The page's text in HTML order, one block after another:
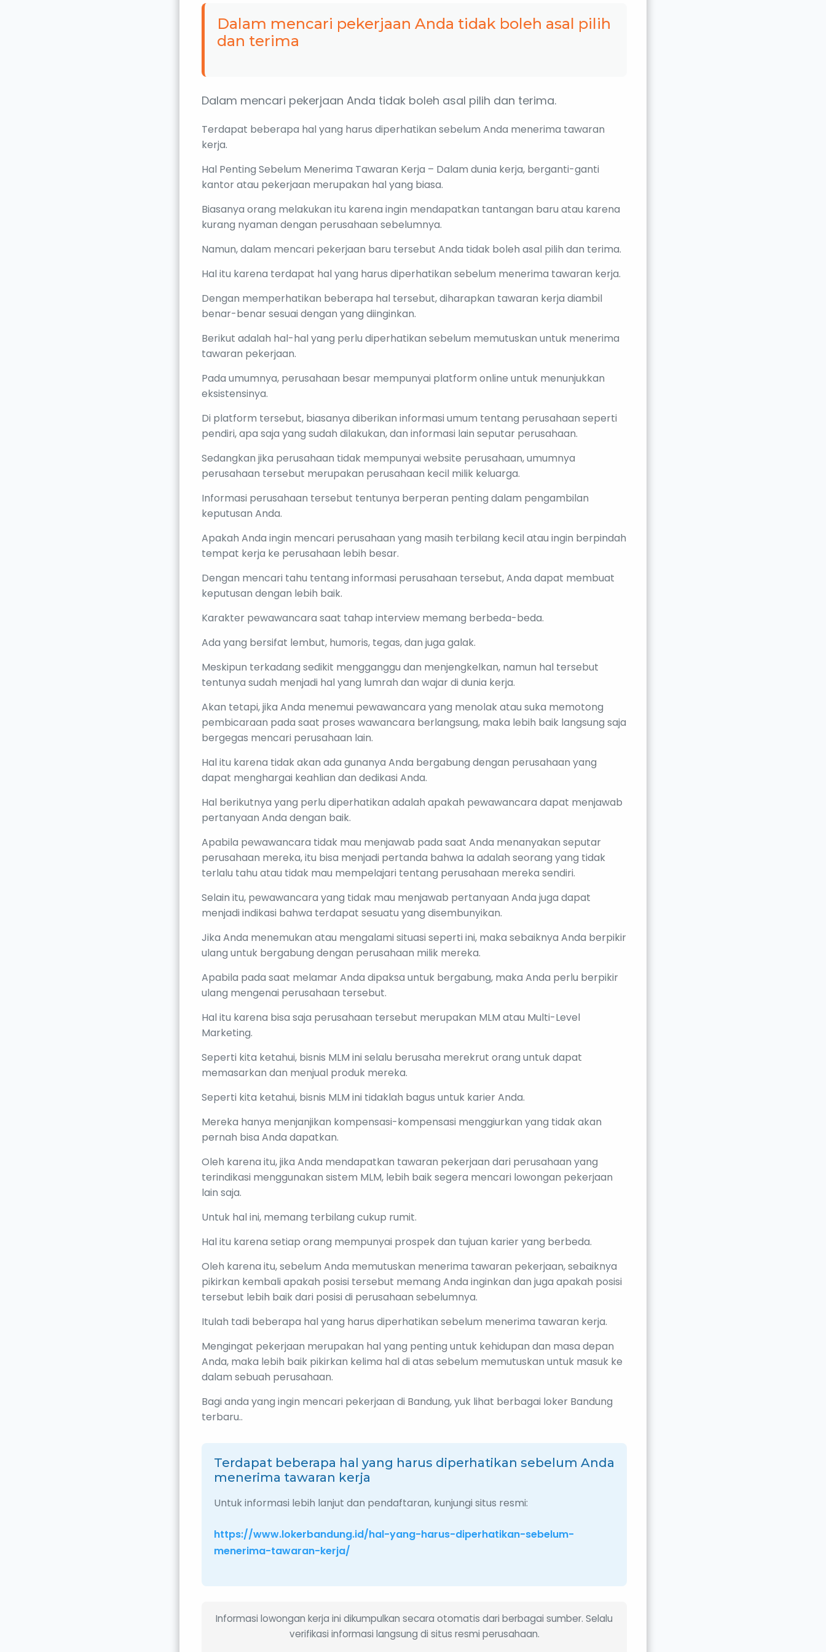
Dalam mencari pekerjaan Anda tidak boleh asal pilih
dan terima
Dalam mencari pekerjaan Anda tidak boleh asal pilih dan terima.
Terdapat beberapa hal yang harus diperhatikan sebelum Anda menerima tawaran
kerja.
Hal Penting Sebelum Menerima Tawaran Kerja – Dalam dunia kerja, berganti-ganti
kantor atau pekerjaan merupakan hal yang biasa.
Biasanya orang melakukan itu karena ingin mendapatkan tantangan baru atau karena
kurang nyaman dengan perusahaan sebelumnya.
Namun, dalam mencari pekerjaan baru tersebut Anda tidak boleh asal pilih dan terima.
Hal itu karena terdapat hal yang harus diperhatikan sebelum menerima tawaran kerja.
Dengan memperhatikan beberapa hal tersebut, diharapkan tawaran kerja diambil
benar-benar sesuai dengan yang diinginkan.
Berikut adalah hal-hal yang perlu diperhatikan sebelum memutuskan untuk menerima
tawaran pekerjaan.
Pada umumnya, perusahaan besar mempunyai platform online untuk menunjukkan
eksistensinya.
Di platform tersebut, biasanya diberikan informasi umum tentang perusahaan seperti
pendiri, apa saja yang sudah dilakukan, dan informasi lain seputar perusahaan.
Sedangkan jika perusahaan tidak mempunyai website perusahaan, umumnya
perusahaan tersebut merupakan perusahaan kecil milik keluarga.
Informasi perusahaan tersebut tentunya berperan penting dalam pengambilan
keputusan Anda.
Apakah Anda ingin mencari perusahaan yang masih terbilang kecil atau ingin berpindah
tempat kerja ke perusahaan lebih besar.
Dengan mencari tahu tentang informasi perusahaan tersebut, Anda dapat membuat
keputusan dengan lebih baik.
Karakter pewawancara saat tahap interview memang berbeda-beda.
Ada yang bersifat lembut, humoris, tegas, dan juga galak.
Meskipun terkadang sedikit mengganggu dan menjengkelkan, namun hal tersebut
tentunya sudah menjadi hal yang lumrah dan wajar di dunia kerja.
Akan tetapi, jika Anda menemui pewawancara yang menolak atau suka memotong
pembicaraan pada saat proses wawancara berlangsung, maka lebih baik langsung saja
bergegas mencari perusahaan lain.
Hal itu karena tidak akan ada gunanya Anda bergabung dengan perusahaan yang
dapat menghargai keahlian dan dedikasi Anda.
Hal berikutnya yang perlu diperhatikan adalah apakah pewawancara dapat menjawab
pertanyaan Anda dengan baik.
Apabila pewawancara tidak mau menjawab pada saat Anda menanyakan seputar
perusahaan mereka, itu bisa menjadi pertanda bahwa Ia adalah seorang yang tidak
terlalu tahu atau tidak mau mempelajari tentang perusahaan mereka sendiri.
Selain itu, pewawancara yang tidak mau menjawab pertanyaan Anda juga dapat
menjadi indikasi bahwa terdapat sesuatu yang disembunyikan.
Jika Anda menemukan atau mengalami situasi seperti ini, maka sebaiknya Anda berpikir
ulang untuk bergabung dengan perusahaan milik mereka.
Apabila pada saat melamar Anda dipaksa untuk bergabung, maka Anda perlu berpikir
ulang mengenai perusahaan tersebut.
Hal itu karena bisa saja perusahaan tersebut merupakan MLM atau Multi-Level
Marketing.
Seperti kita ketahui, bisnis MLM ini selalu berusaha merekrut orang untuk dapat
memasarkan dan menjual produk mereka.
Seperti kita ketahui, bisnis MLM ini tidaklah bagus untuk karier Anda.
Mereka hanya menjanjikan kompensasi-kompensasi menggiurkan yang tidak akan
pernah bisa Anda dapatkan.
Oleh karena itu, jika Anda mendapatkan tawaran pekerjaan dari perusahaan yang
terindikasi menggunakan sistem MLM, lebih baik segera mencari lowongan pekerjaan
lain saja.
Untuk hal ini, memang terbilang cukup rumit.
Hal itu karena setiap orang mempunyai prospek dan tujuan karier yang berbeda.
Oleh karena itu, sebelum Anda memutuskan menerima tawaran pekerjaan, sebaiknya
pikirkan kembali apakah posisi tersebut memang Anda inginkan dan juga apakah posisi
tersebut lebih baik dari posisi di perusahaan sebelumnya.
Itulah tadi beberapa hal yang harus diperhatikan sebelum menerima tawaran kerja.
Mengingat pekerjaan merupakan hal yang penting untuk kehidupan dan masa depan
Anda, maka lebih baik pikirkan kelima hal di atas sebelum memutuskan untuk masuk ke
dalam sebuah perusahaan.
Bagi anda yang ingin mencari pekerjaan di Bandung, yuk lihat berbagai loker Bandung
terbaru..
Terdapat beberapa hal yang harus diperhatikan sebelum Anda
menerima tawaran kerja
Untuk informasi lebih lanjut dan pendaftaran, kunjungi situs resmi:
https://www.lokerbandung.id/hal-yang-harus-diperhatikan-sebelum-
menerima-tawaran-kerja/
Informasi lowongan kerja ini dikumpulkan secara otomatis dari berbagai sumber. Selalu
verifikasi informasi langsung di situs resmi perusahaan.